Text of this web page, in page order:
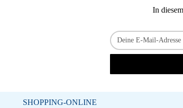
In
SHOPPING-ONLINE